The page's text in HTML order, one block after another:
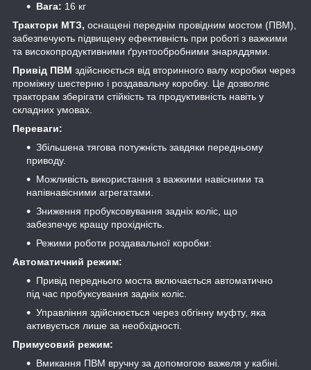
Вага: 16 кг
Трактори МТЗ, оснащені переднім провідним мостом (ПВМ),
забезпечують підвищену ефективність при роботі з важкими
та високопродуктивними ґрунтообробними знаряддями.
Привід ПВМ здійснюється від вторинного валу коробки через
проміжну шестерню і роздавальну коробку. Це дозволяє
тракторам зберігати стійкість та продуктивність навіть у
складних умовах.
Переваги:
Збільшена тягова потужність завдяки передньому
приводу.
Можливість використання з важкими навісними та
напівнавісними агрегатами.
Зниження пробуксовування задніх коліс, що
забезпечує кращу прохідність.
Режими роботи роздавальної коробки:
Автоматичний режим:
Привід переднього моста включається автоматично
під час пробуксування задніх коліс.
Управління здійснюється через обгінну муфту, яка
активується лише за необхідності.
Примусовий режим:
Вмикання ПВМ вручну за допомогою важеля у кабіні.